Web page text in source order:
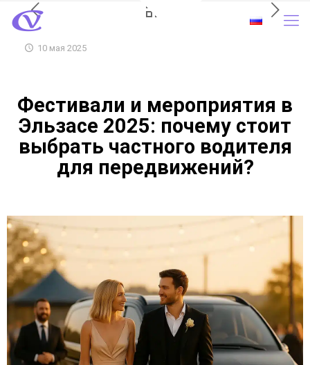
10 мая 2025
Фестивали и мероприятия в
Эльзасе 2025: почему стоит
выбрать частного водителя
для передвижений?